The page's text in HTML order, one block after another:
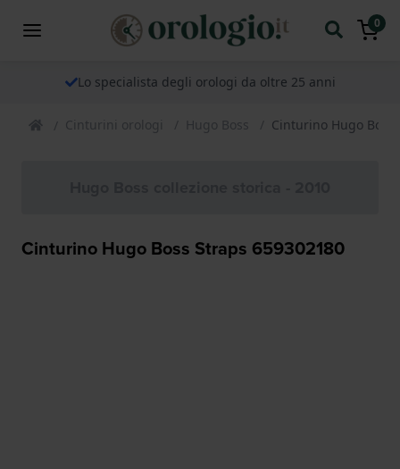
0
Lo specialista degli orologi da oltre 25 anni
Cinturini orologi Hugo Boss Cinturino Hugo Boss
Cinturino Hugo Boss Straps 659302180